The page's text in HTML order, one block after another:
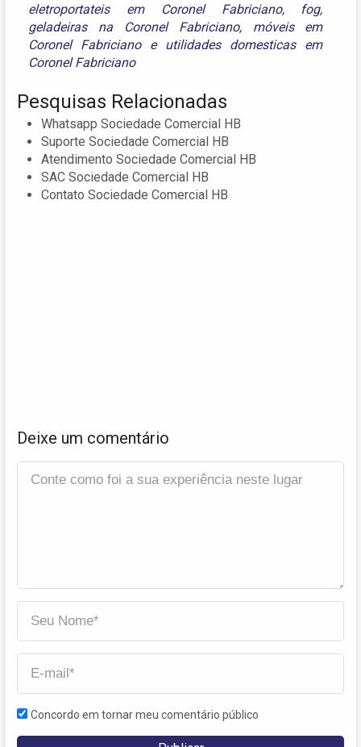
eletroportateis em Coronel Fabriciano, fog,
geladeiras na Coronel Fabriciano, móveis em
Coronel Fabricianoe utilidades domesticas em
Coronel Fabriciano
Pesquisas Relacionadas
Whatsapp Sociedade Comercial HB
Suporte Sociedade Comercial HB
Atendimento Sociedade Comercial HB
SAC Sociedade Comercial HB
Contato Sociedade Comercial HB
Deixe um comentário
Concordo em tornar meu comentário público